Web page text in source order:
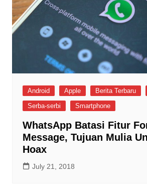
Android Apple Berita Terbaru
Serba-serbi
Smartphone
WhatsApp Batasi Fitur
Message, Tujuan Mulia
Hoax
July 21, 2018